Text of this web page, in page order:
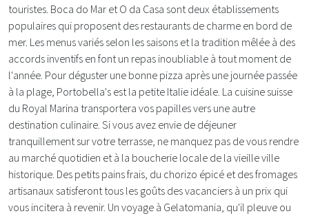
touristes. Boca do Mar et O da Casa sont deux établissements
populaires qui proposent des restaurants de charme en bord de
mer. Les menus variés selon les saisons et la tradition mêlée à des
accords inventifs en font un repas inoubliable à tout moment de
l'année. Pour déguster une bonne pizza après une journée passée
à la plage, Portobella's est la petite Italie idéale. La cuisine suisse
du Royal Marina transportera vos papilles vers une autre
destination culinaire. Si vous avez envie de déjeuner
tranquillement sur votre terrasse, ne manquez pas de vous rendre
au marché quotidien et à la boucherie locale de la vieille ville
historique. Des petits pains frais, du chorizo épicé et des fromages
artisanaux satisferont tous les goûts des vacanciers à un prix qui
vous incitera à revenir. Un voyage à Gelatomania, qu'il pleuve ou